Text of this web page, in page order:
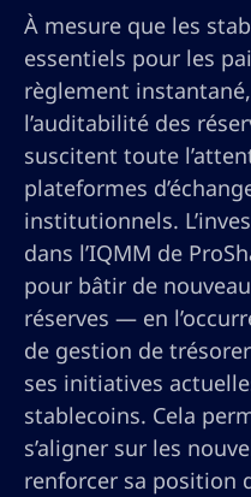
À mesure que les
essentiels pour les
règlement
l’auditabilité des
suscitent toute
plateformes
institutionnels.
dans l’IQMM de
pour bâtir de
réserves — en
de gestion de
ses initiatives
stablecoins. Cela
s’aligner sur les
renforcer sa position